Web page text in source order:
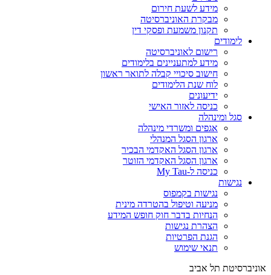
מידע לשעת חירום
מבקרת האוניברסיטה
תקנון משמעת ופסקי דין
לימודים
רישום לאוניברסיטה
מידע למתעניינים בלימודים
חישוב סיכויי קבלה לתואר ראשון
לוח שנת הלימודים
ידיעונים
כניסה לאזור האישי
סגל ומינהלה
אגפים ומשרדי מינהלה
ארגון הסגל המנהלי
ארגון הסגל האקדמי הבכיר
ארגון הסגל האקדמי הזוטר
כניסה ל-My Tau
נגישות
נגישות בקמפוס
מניעה וטיפול בהטרדה מינית
הנחיות בדבר חוק חופש המידע
הצהרת נגישות
הגנת הפרטיות
תנאי שימוש
אוניברסיטת תל אביב